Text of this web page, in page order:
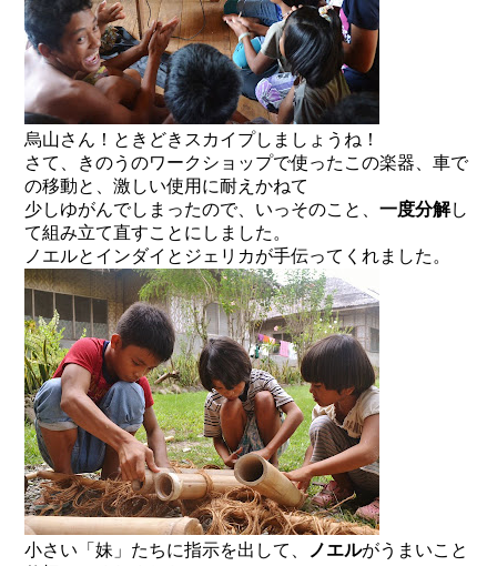
烏山さん！ときどきスカイプしましょうね！
さて、きのうのワークショップで使ったこの楽器、車で
の移動と、激しい使用に耐えかねて
少しゆがんでしまったので、いっそのこと、一度分解し
て組み立て直すことにしました。
ノエルとインダイとジェリカが手伝ってくれました。
小さい「妹」たちに指示を出して、 ノエルがうまいこと